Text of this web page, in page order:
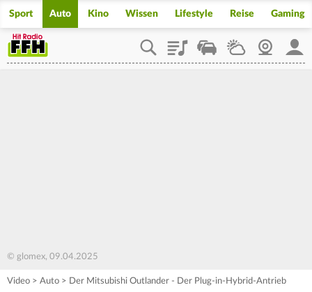
Sport Auto Kino Wissen Lifestyle Reise Gaming
PlaylistStaupilotWetterWebcam
© glomex, 09.04.2025
Video > Auto > Der Mitsubishi Outlander - Der Plug-in-Hybrid-Antrieb